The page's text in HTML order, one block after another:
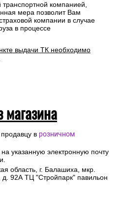
компанией,
мера позволит Вам
компании в случае
в процессе
выдачи ТК необходимо
в розничном
указанную электронную почту
область, г. Балашиха, мкр.
92А ТЦ "Стройпарк" павильон